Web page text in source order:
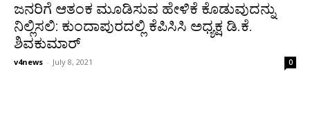
ಜನರಿಗೆ ಆತಂಕ ಮೂಡಿಸುವ ಹೇಳಿಕೆ ಕೊಡುವುದನ್ನು
ನಿಲ್ಲಿಸಲಿ: ಕುಂದಾಪುರದಲ್ಲಿ ಕೆಪಿಸಿಸಿ ಅಧ್ಯಕ್ಷ ಡಿ.ಕೆ.
ಶಿವಕುಮಾರ್
v4news - July 8, 2021 0